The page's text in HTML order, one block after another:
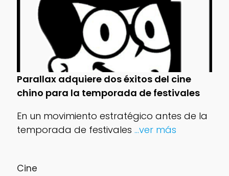
Cine
Parallax adquiere dos éxitos del cine
chino para la temporada de festivales
En un movimiento estratégico antes de la
temporada de festivales ...ver más